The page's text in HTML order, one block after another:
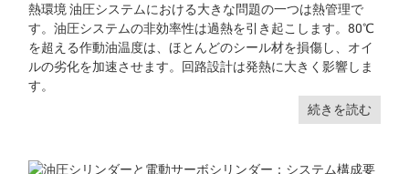
熱環境 油圧システムにおける大きな問題の一つは熱管理で
す。油圧システムの非効率性は過熱を引き起こします。80℃
を超える作動油温度は、ほとんどのシール材を損傷し、オイ
ルの劣化を加速させます。回路設計は発熱に大きく影響しま
す。
続きを読む